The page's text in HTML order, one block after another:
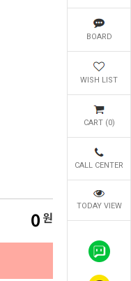
BOARD
WISH LIST
CART (0)
CALL CENTER
TODAY VIEW
0 원